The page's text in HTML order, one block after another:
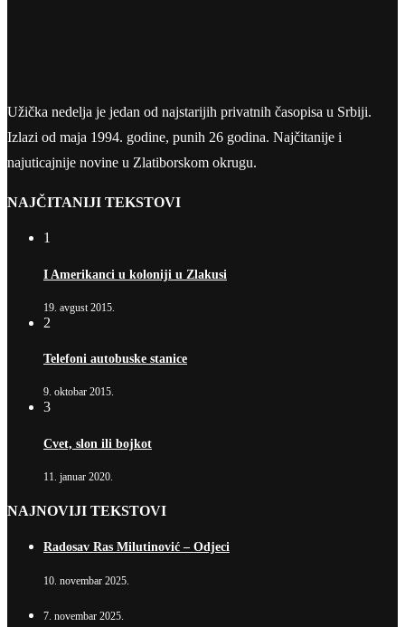
Užička nedelja je jedan od najstarijih privatnih časopisa u Srbiji.
Izlazi od maja 1994. godine, punih 26 godina. Najčitanije i
najuticajnije novine u Zlatiborskom okrugu.
NAJČITANIJI TEKSTOVI
1
I Amerikanci u koloniji u Zlakusi
19. avgust 2015.
2
Telefoni autobuske stanice
9. oktobar 2015.
3
Cvet, slon ili bojkot
11. januar 2020.
NAJNOVIJI TEKSTOVI
Radosav Ras Milutinović – Odjeci
10. novembar 2025.
7. novembar 2025.